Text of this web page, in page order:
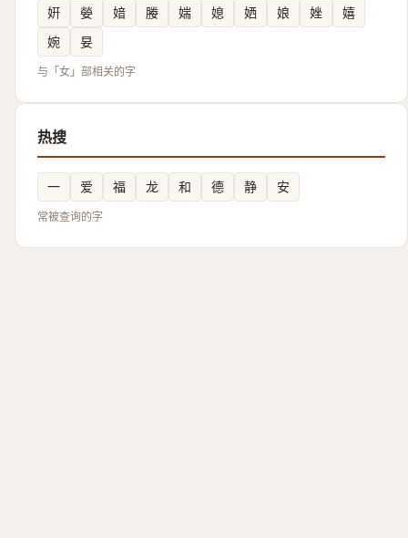
姸 嫈 㛺 媵 媏 媳 㛉 娘 㛗
嬉
婉
妟
与「女」部相关的字
热搜
一 爱 福 龙 和 德 静 安
常被查询的字